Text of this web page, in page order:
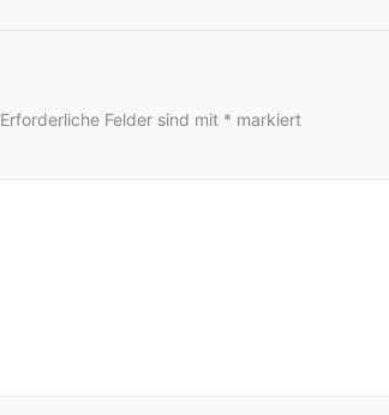
Erforderliche Felder sind mit * markiert